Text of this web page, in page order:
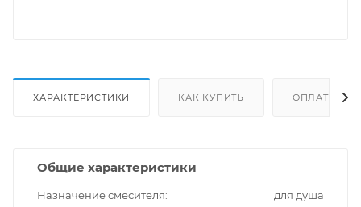
ХАРАКТЕРИСТИКИ КАК КУПИТЬ ОПЛАТА
Общие характеристики
Назначение смесителя
для душа